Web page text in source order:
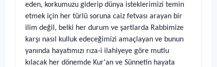
eden, korkumuzu giderip dünya isteklerimizi temin
etmek için her türlü soruna caiz fetvası arayan bir
ilim değil, belki her durum ve şartlarda Rabbimize
karşı nasıl kulluk edeceğimizi amaçlayan ve bunun
yanında hayatımızı rıza-i ilahiyeye göre mutlu
kılacak her dönemde Kur'an ve Sünnetin hayata